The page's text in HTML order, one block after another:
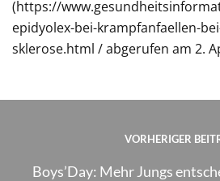
(https://
epidyolex-bei-krampfanfaellen-
sklerose.html / abgerufen am 2.
VORHERIGER
Boys’Day: Mehr Jungs